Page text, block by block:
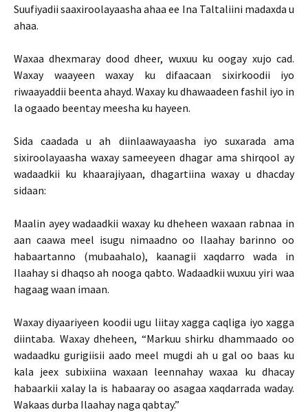
Suufiyadii saaxiroolayaasha ahaa ee Ina Taltaliini madaxda u
ahaa.
Waxaa dhexmaray dood dheer, wuxuu ku oogay xujo cad.
Waxay waayeen waxay ku difaacaan sixirkoodii iyo
riwaayaddii beenta ahayd. Waxay ku dhawaadeen fashil iyo in
la ogaado beentay meesha ku hayeen.
Sida caadada u ah diinlaawayaasha iyo suxarada ama
sixiroolayaasha waxay sameeyeen dhagar ama shirqool ay
wadaadkii ku khaarajiyaan, dhagartiina waxay u dhacday
sidaan:
Maalin ayey wadaadkii waxay ku dheheen waxaan rabnaa in
aan caawa meel isugu nimaadno oo Ilaahay barinno oo
habaartanno (mubaahalo), kaanagii xaqdarro wada in
Ilaahay si dhaqso ah nooga qabto. Wadaadkii wuxuu yiri waa
hagaag waan imaan.
Waxay diyaariyeen koodii ugu liitay xagga caqliga iyo xagga
diintaba. Waxay dheheen, “Markuu shirku dhammaado oo
wadaadku gurigiisii aado meel mugdi ah u gal oo baas ku
kala jeex subixiina waxaan leennahay waxaa ku dhacay
habaarkii xalay la is habaaray oo asagaa xaqdarrada waday.
Wakaas durba Ilaahay naga qabtay.”